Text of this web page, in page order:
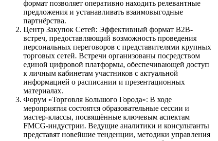
формат позволяет оперативно находить релевантные
предложения и устанавливать взаимовыгодные
партнёрства.
Центр Закупок Сетей: Эффективный формат B2B-
встреч, предоставляющий возможность проведения
персональных переговоров с представителями крупных
торговых сетей. Встречи организованы посредством
единой цифровой платформы, обеспечивающей доступ
к личным кабинетам участников с актуальной
информацией о расписании и презентационных
материалах.
Форум «Торговля Большого Города»: В ходе
мероприятия состоятся образовательные сессии и
мастер-классы, посвящённые ключевым аспектам
FMCG-индустрии. Ведущие аналитики и консультанты
представят новейшие тенденции, методики управления